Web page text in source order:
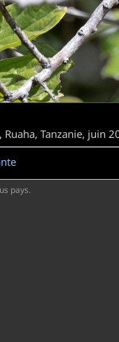
, Ruaha, Tanzanie, juin
pays.